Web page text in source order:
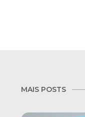
MAIS POSTS